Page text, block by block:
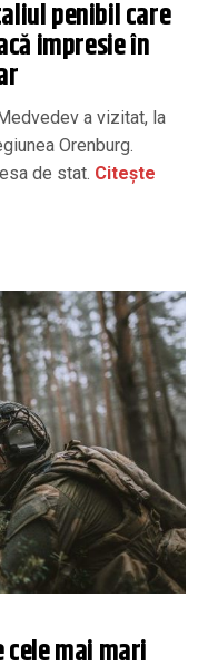
penibil care
impresie în
a vizitat, la
Orenburg.
de stat. Citește
cele mai mari